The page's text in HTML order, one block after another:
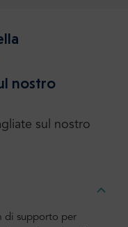
nostro
sul nostro
di supporto per